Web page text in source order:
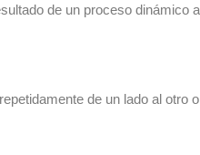
de un proceso dinámico
de un lado al otro